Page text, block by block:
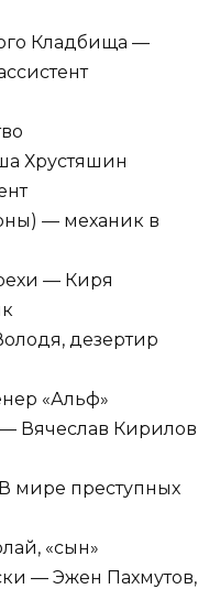
Кладбища —
Хрустяшин
— механик в
— Киря
дезертир
«Альф»
Вячеслав Кирилов
мире преступных
«сын»
— Эжен Пахмутов,